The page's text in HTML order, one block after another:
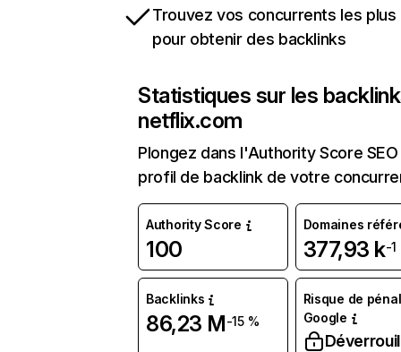
Trouvez vos concurrents les
pour obtenir des backlinks
Statistiques sur les
netflix.com
Plongez dans l'Authority Score
profil de backlink de votre
Authority Score
100
Domaines
377,93 k-1
Backlinks
86,23 M-15 %
Risque de
Google